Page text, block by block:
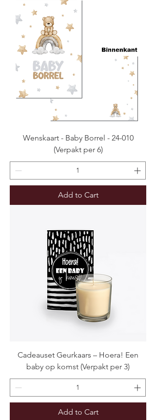
Wenskaart - Baby Borrel - 24-010
(Verpakt per 6)
Add to Cart
Cadeauset Geurkaars – Hoera! Een
baby op komst (Verpakt per 3)
Add to Cart